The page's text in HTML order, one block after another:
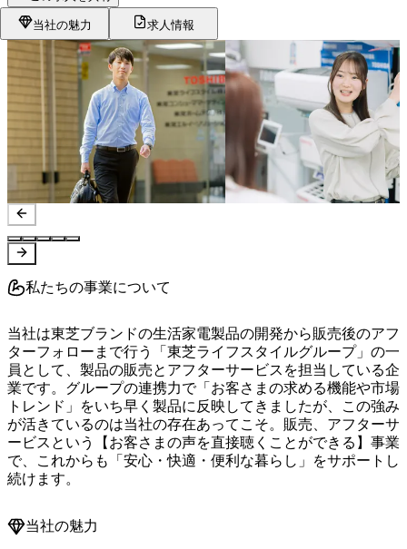
当社の魅力 求人情報
私たちの事業について
当社は東芝ブランドの生活家電製品の開発から販売後のアフ
ターフォローまで行う「東芝ライフスタイルグループ」の一
員として、製品の販売とアフターサービスを担当している企
業です。グループの連携力で「お客さまの求める機能や市場
トレンド」をいち早く製品に反映してきましたが、この強み
が活きているのは当社の存在あってこそ。販売、アフターサ
ービスという【お客さまの声を直接聴くことができる】事業
で、これからも「安心・快適・便利な暮らし」をサポートし
続けます。
当社の魅力